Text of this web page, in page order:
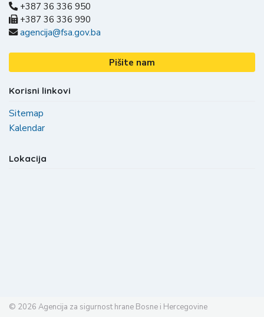
+387 36 336 950
+387 36 336 990
agencija@fsa.gov.ba
Pišite nam
Korisni linkovi
Sitemap
Kalendar
Lokacija
© 2026 Agencija za sigurnost hrane Bosne i Hercegovine